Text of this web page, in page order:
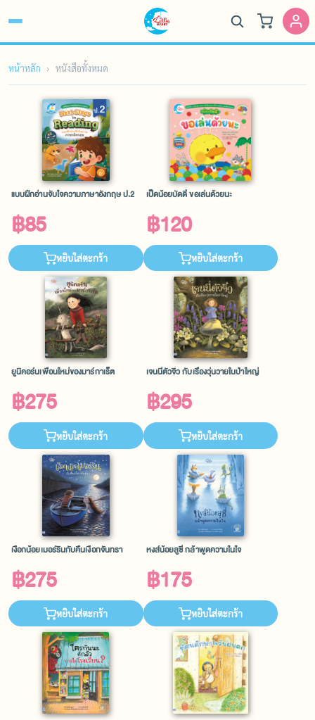
หน้าหลัก หนังสือทั้งหมด
แบบฝึกอ่านจับใจความภาษาอังกฤษ ป.2
฿85
หยิบใส่ตะกร้า
เป็ดน้อยบัดดี้ ขอเล่นด้วยนะ
฿120
หยิบใส่ตะกร้า
ยูนิคอร์นเพื่อนใหม่ของมาร์กาเร็ต
฿275
หยิบใส่ตะกร้า
เจนนี่ตัวจิ๋ว กับเรื่องวุ่นวายในป่าใหญ่
฿295
หยิบใส่ตะกร้า
เงือกน้อยเมอร์รินกับคืนเงือกจันทรา
฿275
หยิบใส่ตะกร้า
หงส์น้อยลูซี่ กล้าพูดความในใจ
฿175
หยิบใส่ตะกร้า